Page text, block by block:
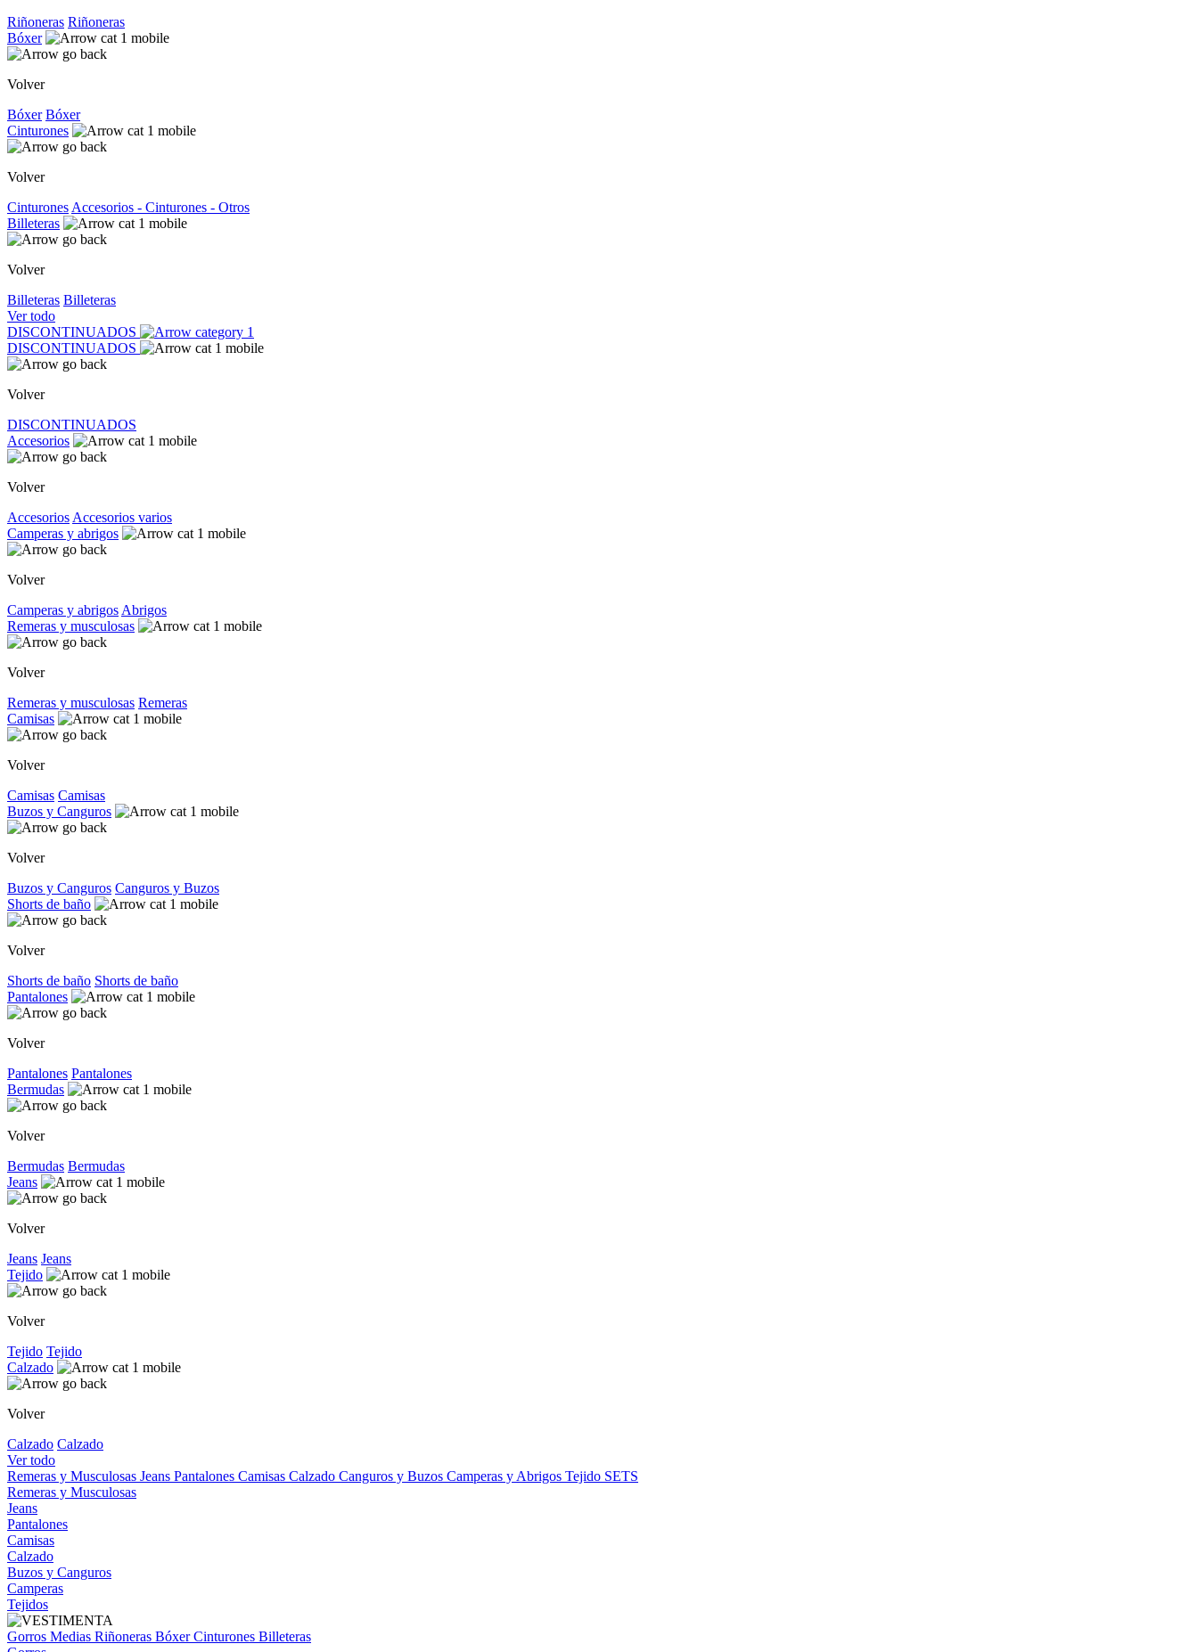
Riñoneras Riñoneras
Bóxer
Volver
Bóxer Bóxer
Cinturones
Volver
Cinturones Accesorios - Cinturones - Otros
Billeteras
Volver
Billeteras Billeteras
Ver todo
DISCONTINUADOS
DISCONTINUADOS
Volver
DISCONTINUADOS
Accesorios
Volver
Accesorios Accesorios varios
Camperas y abrigos
Volver
Camperas y abrigos Abrigos
Remeras y musculosas
Volver
Remeras y musculosas Remeras
Camisas
Volver
Camisas Camisas
Buzos y Canguros
Volver
Buzos y Canguros Canguros y Buzos
Shorts de baño
Volver
Shorts de baño Shorts de baño
Pantalones
Volver
Pantalones Pantalones
Bermudas
Volver
Bermudas Bermudas
Jeans
Volver
Jeans Jeans
Tejido
Volver
Tejido Tejido
Calzado
Volver
Calzado Calzado
Ver todo
Remeras y Musculosas Jeans Pantalones Camisas Calzado Canguros y Buzos Camperas y Abrigos Tejido SETS
Remeras y Musculosas
Jeans
Pantalones
Camisas
Calzado
Buzos y Canguros
Camperas
Tejidos
Gorros Medias Riñoneras BóxerCinturones Billeteras